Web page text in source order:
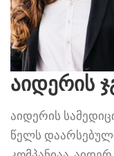
აიდერის
აიდერის
წელს